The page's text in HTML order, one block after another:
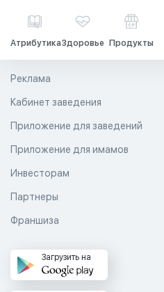
АтрибутикаЗдоровье Продукты
Реклама
Кабинет заведения
Приложение для заведений
Приложение для имамов
Инвесторам
Партнеры
Франшиза
Загрузить на